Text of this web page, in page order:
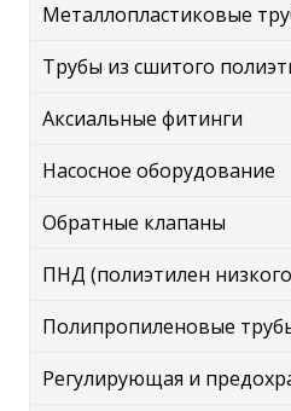
Металлопластиковые
Трубы из сшитого
Аксиальные фитинги
Насосное оборудование
Обратные клапаны
ПНД (полиэтилен
Полипропиленовые
Регулирующая и